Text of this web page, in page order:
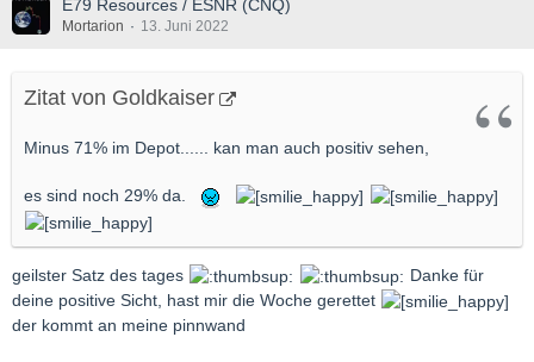
E79 Resources / ESNR (CNQ)
Mortarion 13. Juni 2022
Zitat von Goldkaiser
Minus 71% im Depot...... kan man auch positiv sehen,
es sind noch 29% da.
geilster Satz des tages
Danke für
deine positive Sicht, hast mir die Woche gerettet
der kommt an meine pinnwand